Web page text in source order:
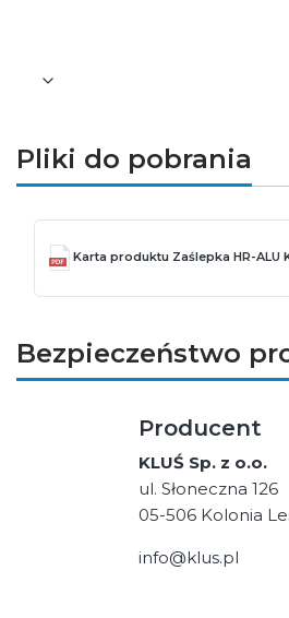
Pliki do pobrania
Karta produktu Zaślepka HR-ALU
Bezpieczeństwo
Producent
KLUŚ Sp. z o.o.
ul. Słoneczna 126
05-506 Kolonia
info@klus.pl